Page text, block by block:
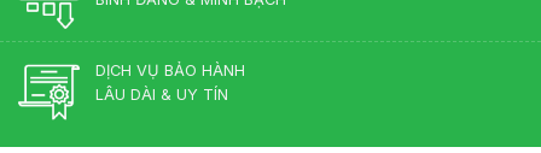
DỊCH VỤ BẢO HÀNH
LÂU DÀI & UY TÍN